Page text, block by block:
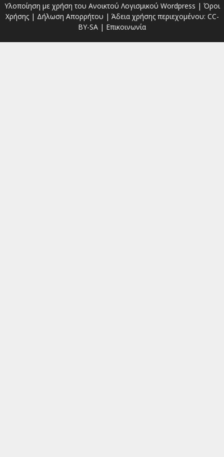
Υλοποίηση με χρήση του Ανοικτού Λογισμικού Wordpress | Όροι
Χρήσης| Δήλωση Απορρήτου | Άδεια χρήσης περιεχομένου: CC-
BY-SA | Επικοινωνία